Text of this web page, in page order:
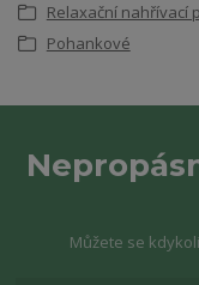
Relaxační nahřívací
Pohankové
Můžete se